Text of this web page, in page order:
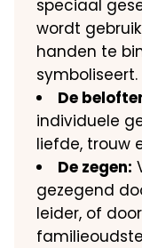
speciaal
wordt
handen te
symboliseert.
De
individuele
liefde, trouw
De zegen:
gezegend
leider, of